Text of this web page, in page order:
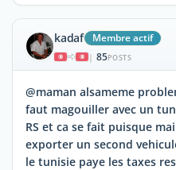
kadaf Membre actif
| 85POSTS
@maman alsameme
faut magouiller avec un
RS et ca se fait puisque
exporter un second
le tunisie paye les taxes